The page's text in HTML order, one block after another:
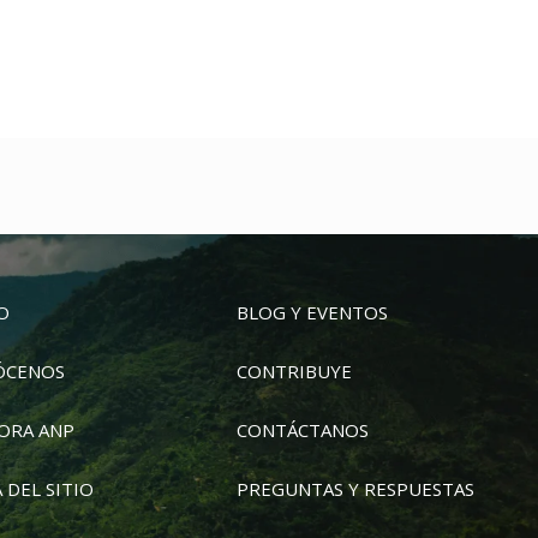
BLOG Y EVENTOS
CONTRIBUYE
ANP CONTÁCTANOS
DEL SITIO PREGUNTAS Y RESPUESTAS